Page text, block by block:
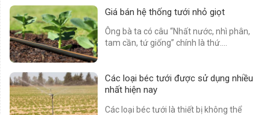
Giá bán hệ thống tưới nhỏ giọt
Ông bà ta có câu “Nhất nước, nhì phân,
tam cần, tứ giống” chính là thứ....
Các loại béc tưới được sử dụng nhiều
nhất hiện nay
Các loại béc tưới là thiết bị không thể